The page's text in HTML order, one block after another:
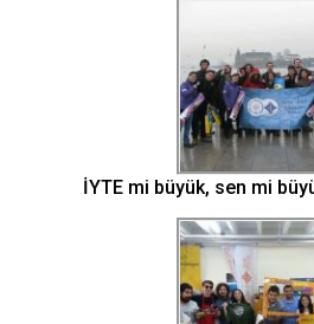
İYTE mi büyük, sen mi